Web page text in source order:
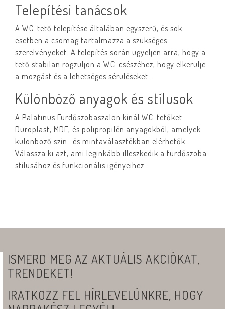
Telepítési tanácsok
A WC-tető telepítése általában egyszerű, és sok
esetben a csomag tartalmazza a szükséges
szerelvényeket. A telepítés során ügyeljen arra, hogy a
tető stabilan rögzüljön a WC-csészéhez, hogy elkerülje
a mozgást és a lehetséges sérüléseket.
Különböző anyagok és stílusok
A Palatinus Fürdőszobaszalon kínál WC-tetőket
Duroplast, MDF, és polipropilén anyagokból, amelyek
különböző szín- és mintaválasztékban elérhetők.
Válassza ki azt, ami leginkább illeszkedik a fürdőszoba
stílusához és funkcionális igényeihez.
ISMERD MEG AZ AKTUÁLIS AKCIÓKAT,
TRENDEKET!
IRATKOZZ FEL HÍRLEVELÜNKRE, HOGY